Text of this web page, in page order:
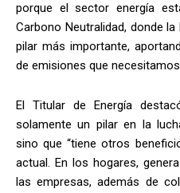
porque el sector energía
Carbono Neutralidad, donde la
pilar más importante,
de emisiones que
El Titular de Energía
solamente un pilar en la
sino que “tiene otros
actual. En los hogares,
las empresas, además de